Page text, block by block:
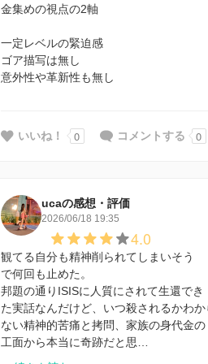
金集めの視点の2軸
一定レベルの緊迫感
ゴア描写は無し
意外性や革新性も無し
いいね！ 0 コメントする 0
ucaの感想・評価
2026/06/18 19:35
4.0
観てる自分も精神削られてしまいそう
で何回も止めた。
邦題の通りISISに人質にされて生還でき
た実話なんだけど、いつ殺されるかわか
ない精神的苦痛と拷問、家族の身代金の
工面から本当に奇跡だと思…